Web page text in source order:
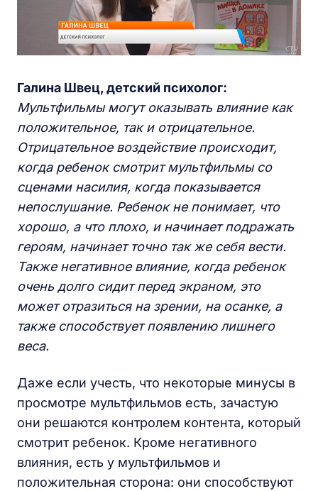
Галина Швец, детский психолог:
Мультфильмы могут оказывать влияние как
положительное, так и отрицательное.
Отрицательное воздействие происходит,
когда ребенок смотрит мультфильмы со
сценами насилия, когда показывается
непослушание. Ребенок не понимает, что
хорошо, а что плохо, и начинает подражать
героям, начинает точно так же себя вести.
Также негативное влияние, когда ребенок
очень долго сидит перед экраном, это
может отразиться на зрении, на осанке, а
также способствует появлению лишнего
веса.
Даже если учесть, что некоторые минусы в
просмотре мультфильмов есть, зачастую
они решаются контролем контента, который
смотрит ребенок. Кроме негативного
влияния, есть у мультфильмов и
положительная сторона: они способствуют